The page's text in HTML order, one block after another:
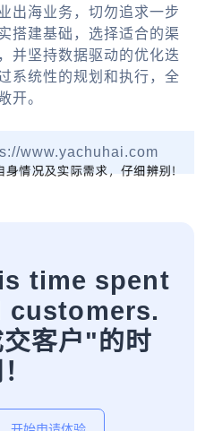
出海业务，切勿追求一步
搭建基础，选择适合的渠
并坚持数据驱动的优化迭
系统性的规划和执行，全
开。
www.yachuhai.com
time spent
客户"的时